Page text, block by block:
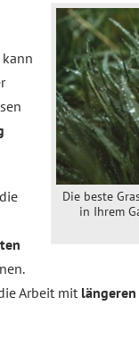
Die beste
in Ihrem
kann
Arbeit mit